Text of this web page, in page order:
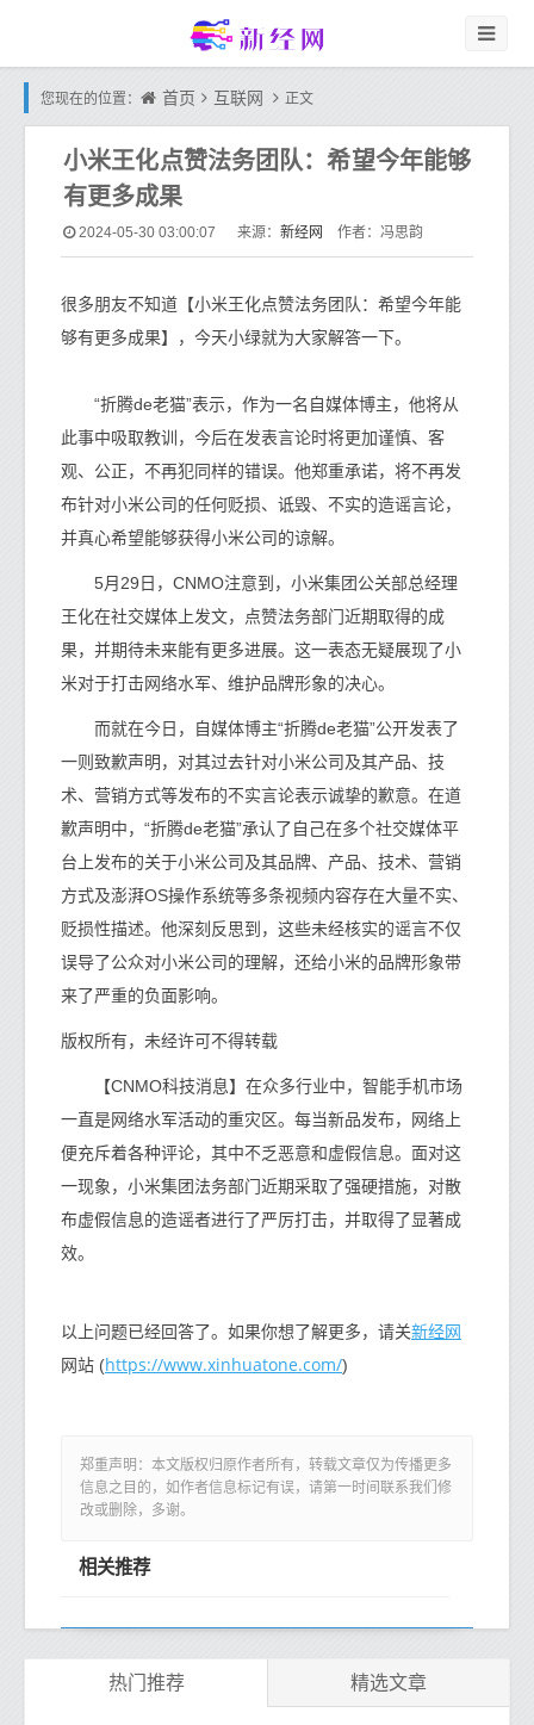
您现在的位置： 首页 互联网 正文
小米王化点赞法务团队：希望今年能够
有更多成果
2024-05-30 03:00:07 来源： 新经网 作者：冯思韵
很多朋友不知道【小米王化点赞法务团队：希望今年能
够有更多成果】，今天小绿就为大家解答一下。
“折腾de老猫”表示，作为一名自媒体博主，他将从
此事中吸取教训，今后在发表言论时将更加谨慎、客
观、公正，不再犯同样的错误。他郑重承诺，将不再发
布针对小米公司的任何贬损、诋毁、不实的造谣言论，
并真心希望能够获得小米公司的谅解。
5月29日，CNMO注意到，小米集团公关部总经理
王化在社交媒体上发文，点赞法务部门近期取得的成
果，并期待未来能有更多进展。这一表态无疑展现了小
米对于打击网络水军、维护品牌形象的决心。
而就在今日，自媒体博主“折腾de老猫”公开发表了
一则致歉声明，对其过去针对小米公司及其产品、技
术、营销方式等发布的不实言论表示诚挚的歉意。在道
歉声明中，“折腾de老猫”承认了自己在多个社交媒体平
台上发布的关于小米公司及其品牌、产品、技术、营销
方式及澎湃OS操作系统等多条视频内容存在大量不实、
贬损性描述。他深刻反思到，这些未经核实的谣言不仅
误导了公众对小米公司的理解，还给小米的品牌形象带
来了严重的负面影响。
版权所有，未经许可不得转载
【CNMO科技消息】在众多行业中，智能手机市场
一直是网络水军活动的重灾区。每当新品发布，网络上
便充斥着各种评论，其中不乏恶意和虚假信息。面对这
一现象，小米集团法务部门近期采取了强硬措施，对散
布虚假信息的造谣者进行了严厉打击，并取得了显著成
效。
以上问题已经回答了。如果你想了解更多，请关新经网
网站 (https://www.xinhuatone.com/)
郑重声明：本文版权归原作者所有，转载文章仅为传播更多
信息之目的，如作者信息标记有误，请第一时间联系我们修
改或删除，多谢。
相关推荐
热门推荐 精选文章